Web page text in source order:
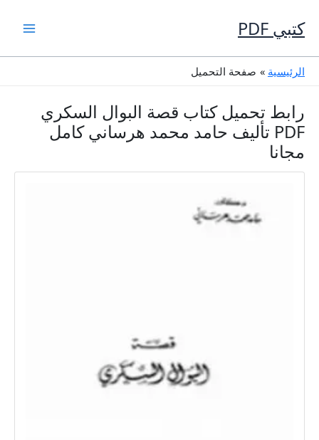
إلى
المحتوى
كتبي PDF
الرئيسية صفحة التحميل
رابط تحميل كتاب قصة البوال السكري
PDF تأليف حامد محمد هرساني كامل
مجانا